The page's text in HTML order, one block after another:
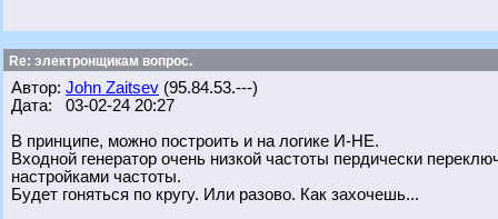
Re: электронщикам вопрос.
Автор: John Zaitsev (95.84.53.---)
Дата: 03-02-24 20:27
В принципе, можно построить и на логике И-НЕ.
Входной генератор очень низкой частоты пердически
настройками частоты.
Будет гоняться по кругу. Или разово. Как захочешь...